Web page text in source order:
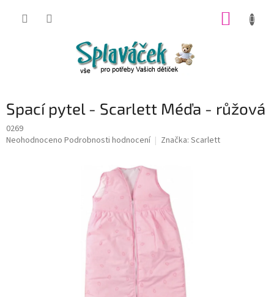
Spací pytel - Scarlett Méďa - růžová
0269
Průměrné
Neohodnoceno Podrobnosti hodnocení Značka: Scarlett